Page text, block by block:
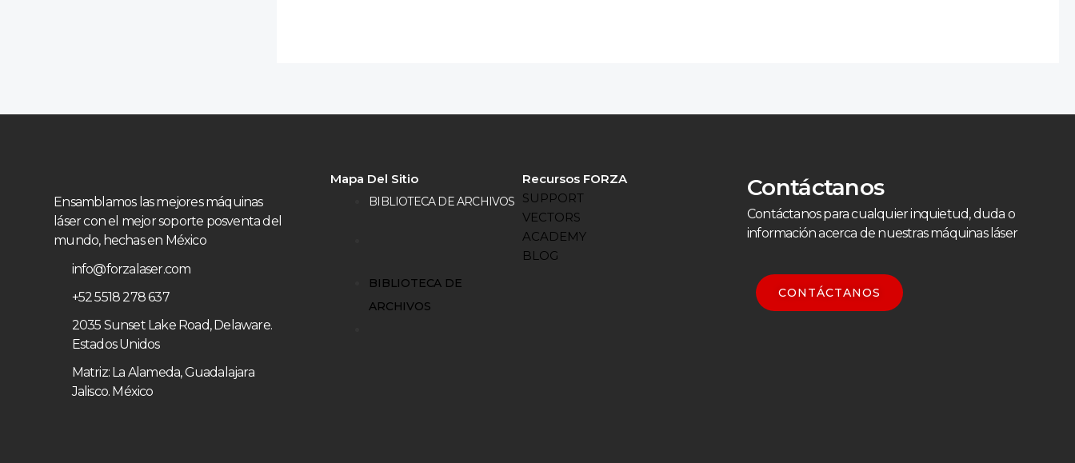
Ensamblamos las mejores máquinas
láser con el mejor soporte posventa del
mundo, hechas en México
info@forzalaser.com
+52 5518 278 637
2035 Sunset Lake Road, Delaware.
Estados Unidos
Matriz: La Alameda, Guadalajara
Jalisco. México
Mapa Del Sitio
BIBLIOTECA DE ARCHIVOS
BIBLIOTECA DE
ARCHIVOS
Recursos FORZA
SUPPORT
VECTORS
ACADEMY
BLOG
Contáctanos
Contáctanos para cualquier inquietud, duda o
información acerca de nuestras máquinas láser
CONTÁCTANOS